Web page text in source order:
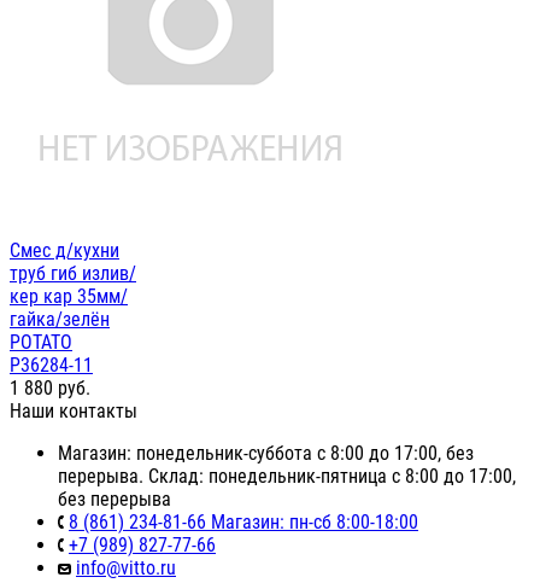
Смес д/кухни
труб гиб излив/
кер кар 35мм/
гайка/зелён
POTATO
P36284-11
1 880 руб.
Наши контакты
Магазин: понедельник-суббота с 8:00 до 17:00, без
перерыва. Склад: понедельник-пятница с 8:00 до 17:00,
без перерыва
8 (861) 234-81-66 Магазин: пн-сб 8:00-18:00
+7 (989) 827-77-66
info@vitto.ru